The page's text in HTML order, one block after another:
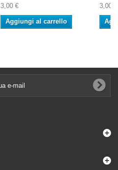
3,00 €
Aggiungi al carrello
3,00 €